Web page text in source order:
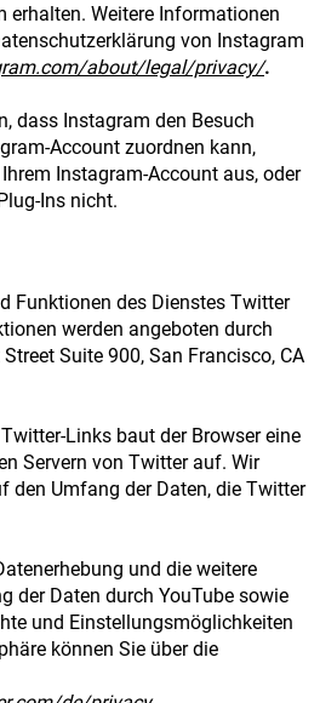
erhalten. Weitere Informationen
von Instagram
about/legal/privacy/.
dass Instagram den Besuch
Account zuordnen kann,
Instagram-Account aus, oder
Ins nicht.
Funktionen des Dienstes Twitter
werden angeboten durch
Suite 900, San Francisco, CA
Links baut der Browser eine
Servern von Twitter auf. Wir
den Umfang der Daten, die Twitter
und die weitere
der Daten durch YouTube sowie
und Einstellungsmöglichkeiten
können Sie über die